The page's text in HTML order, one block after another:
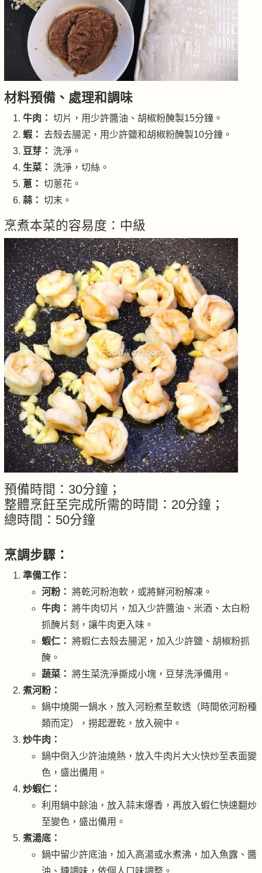
材料預備、處理和調味
牛肉： 切片，用少許醬油、胡椒粉醃製15分鐘。
蝦： 去殼去腸泥，用少許鹽和胡椒粉醃製10分鐘。
豆芽： 洗淨。
生菜： 洗淨，切絲。
蔥： 切蔥花。
蒜： 切末。
烹煮本菜的容易度：中級
預備時間：30分鐘；
整體烹飪至完成所需的時間：20分鐘；
總時間：50分鐘
烹調步驟：
準備工作：
河粉： 將乾河粉泡軟，或將鮮河粉解凍。
牛肉： 將牛肉切片，加入少許醬油、米酒、太白粉
抓醃片刻，讓牛肉更入味。
蝦仁： 將蝦仁去殼去腸泥，加入少許鹽、胡椒粉抓
醃。
蔬菜： 將生菜洗淨撕成小塊，豆芽洗淨備用。
煮河粉：
鍋中燒開一鍋水，放入河粉煮至軟透（時間依河粉種
類而定），撈起瀝乾，放入碗中。
炒牛肉：
鍋中倒入少許油燒熱，放入牛肉片大火快炒至表面變
色，盛出備用。
炒蝦仁：
利用鍋中餘油，放入蒜末爆香，再放入蝦仁快速翻炒
至變色，盛出備用。
煮湯底：
鍋中留少許底油，加入高湯或水煮沸，加入魚露、醬